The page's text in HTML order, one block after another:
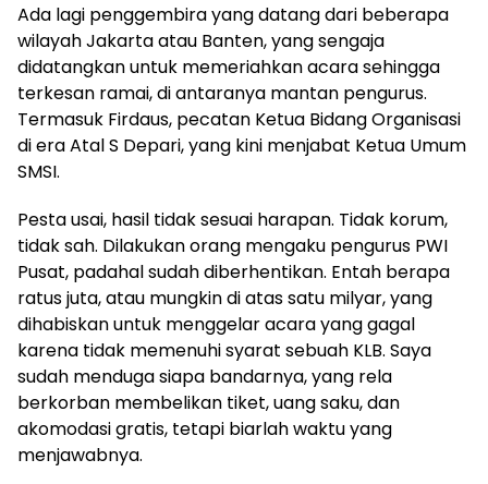
Ada lagi penggembira yang datang dari beberapa
wilayah Jakarta atau Banten, yang sengaja
didatangkan untuk memeriahkan acara sehingga
terkesan ramai, di antaranya mantan pengurus.
Termasuk Firdaus, pecatan Ketua Bidang Organisasi
di era Atal S Depari, yang kini menjabat Ketua Umum
SMSI.
Pesta usai, hasil tidak sesuai harapan. Tidak korum,
tidak sah. Dilakukan orang mengaku pengurus PWI
Pusat, padahal sudah diberhentikan. Entah berapa
ratus juta, atau mungkin di atas satu milyar, yang
dihabiskan untuk menggelar acara yang gagal
karena tidak memenuhi syarat sebuah KLB. Saya
sudah menduga siapa bandarnya, yang rela
berkorban membelikan tiket, uang saku, dan
akomodasi gratis, tetapi biarlah waktu yang
menjawabnya.